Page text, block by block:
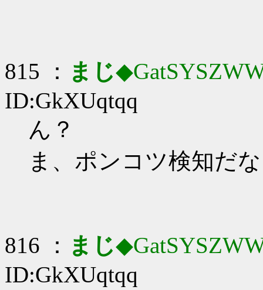
815 ： まじ
ID:GkXUqtqq
ん？
ま、ポンコツ検知だな
816 ： まじ
ID:GkXUqtqq